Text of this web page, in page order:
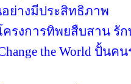
อย่างมีประสิทธิภาพ
รงการทิพยสืบสาน รั
the World ปั้น